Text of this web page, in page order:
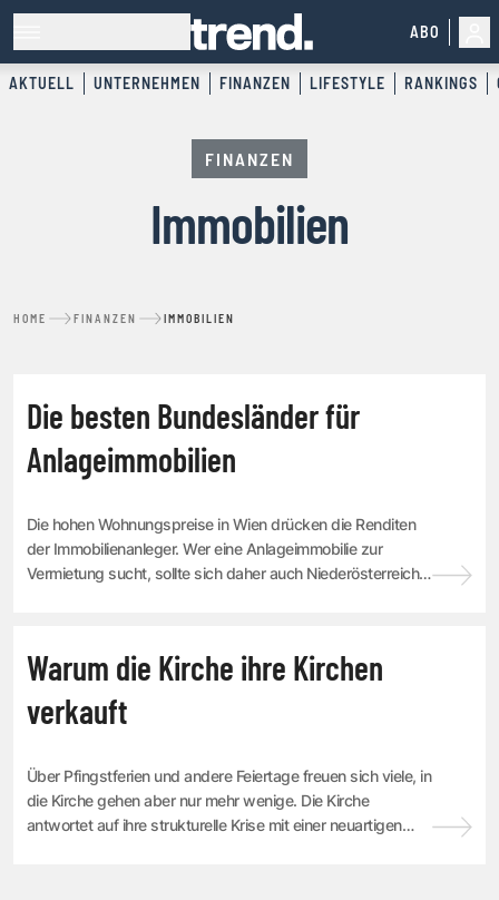
ABO
AKTUELL UNTERNEHMEN FINANZEN LIFESTYLE RANKINGS
FINANZEN
Immobilien
HOME FINANZEN IMMOBILIEN
IMMOBILIEN
Die besten Bundesländer für
Anlageimmobilien
Die hohen Wohnungspreise in Wien drücken die Renditen
der Immobilienanleger. Wer eine Anlageimmobilie zur
Vermietung sucht, sollte sich daher auch Niederösterreich,
Warum die Kirche ihre Kirchen
verkauft
Über Pfingstferien und andere Feiertage freuen sich viele, in
die Kirche gehen aber nur mehr wenige. Die Kirche
antwortet auf ihre strukturelle Krise mit einer neuartigen